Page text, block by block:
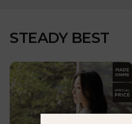
STEADY BEST